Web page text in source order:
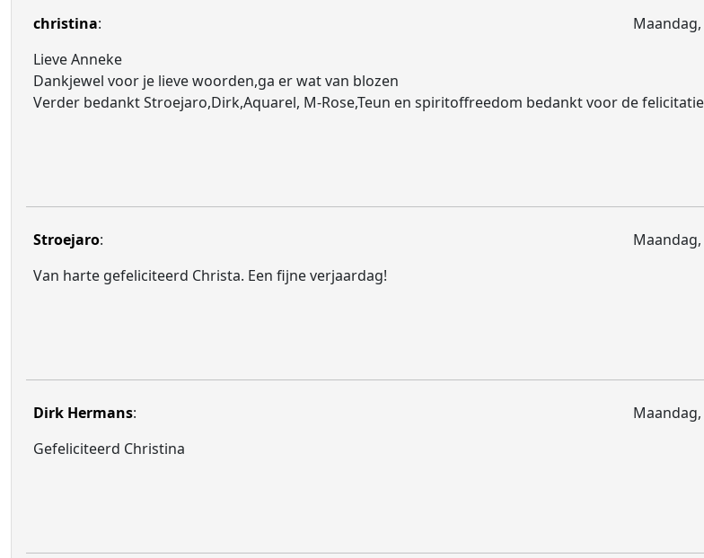
christina:
Lieve Anneke
Dankjewel voor je lieve woorden,ga er wat van blozen
Verder bedankt Stroejaro,Dirk,Aquarel, M-Rose,Teun en spiritoffreedom bedankt voor de
Stroejaro:
Van harte gefeliciteerd Christa. Een fijne verjaardag!
Dirk Hermans:
Gefeliciteerd Christina